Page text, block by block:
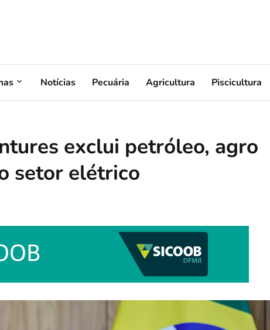
Notícias Pecuária Agricultura Piscicultura
exclui petróleo, agro
setor elétrico